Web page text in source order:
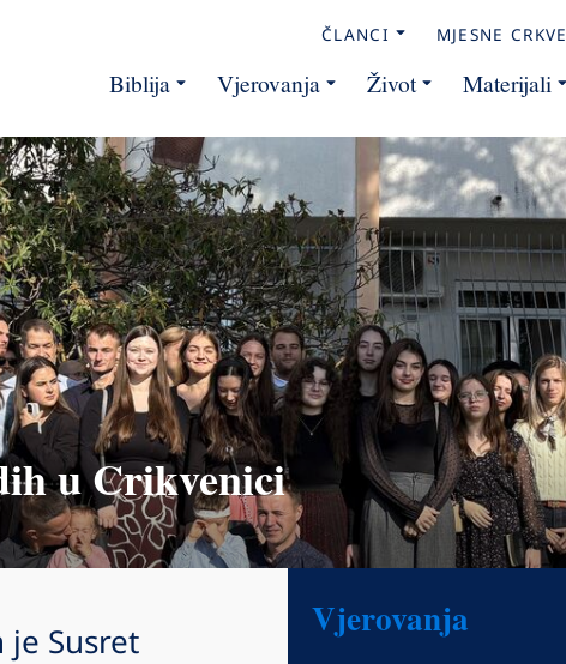
ČLANCI MJESNE CRKVE
Biblija Vjerovanja Život Materijali
u Crikvenici
je Susret
Vjerovanja